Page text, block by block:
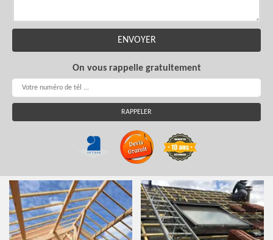
On vous rappelle gratuitement